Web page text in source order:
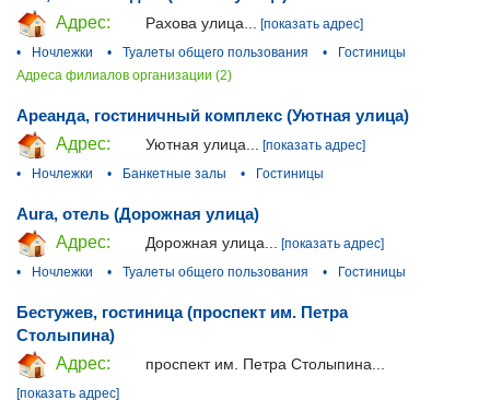
Адрес:
Рахова улица... [показать адрес]
•
Ночлежки • Туалеты общего пользования •
Гостиницы
Адреса филиалов организации (2)
Ареанда, гостиничный комплекс (Уютная улица)
Адрес:
Уютная улица... [показать адрес]
•
Ночлежки • Банкетные залы • Гостиницы
Aura, отель (Дорожная улица)
Адрес:
Дорожная улица...
[показать адрес]
•
Ночлежки • Туалеты общего пользования • Гостиницы
Бестужев, гостиница (проспект им. Петра
Столыпина)
Адрес:
проспект им. Петра Столыпина...
[показать адрес]